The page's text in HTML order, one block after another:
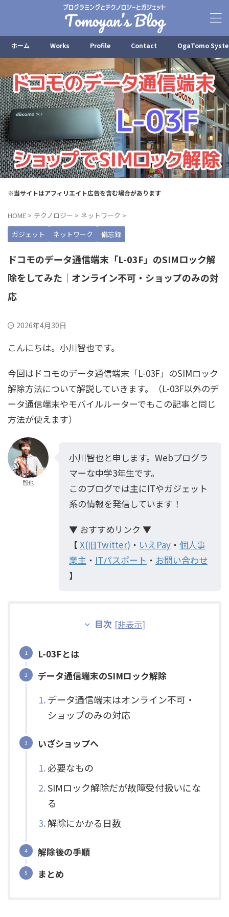
ホーム Works Profile Contact OgaTomo
※当サイトはアフィリエイト広告を含む場合があります
HOME > テクノロジー > ネットワーク >
ガジェット
ネットワーク 備忘録
ドコモのデータ通信端末「L-03F」のSIMロック解
除をしてみた｜オンライン不可・ショップのみの対
応
2026年4月30日
こんにちは。小川智也です。
今回はドコモのデータ通信端末「L-03F」のSIMロック
解除方法について解説していきます。（L-03F以外のデ
ータ通信端末やモバイルルーターでもこの記事と同じ
方法が使えます）
智也
小川智也と申します。Webプログラ
マーな中学3年生です。
このブログでは主にITやガジェット
系の情報を発信しています！
▼ おすすめリンク ▼
【 X(旧Twitter) ・ いえPay ・ 個人事
業主 ・ ITパスポート ・ お問い合わせ
】
目次 [非表示]
L-03Fとは
データ通信端末のSIMロック解除
データ通信端末はオンライン不可・
ショップのみの対応
いざショップへ
必要なもの
SIMロック解除だが故障受付扱いにな
る
解除にかかる日数
解除後の手順
まとめ